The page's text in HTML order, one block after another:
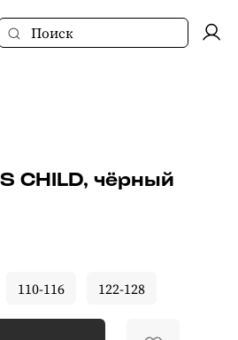
CHILD, чёрный
110-116 122-128